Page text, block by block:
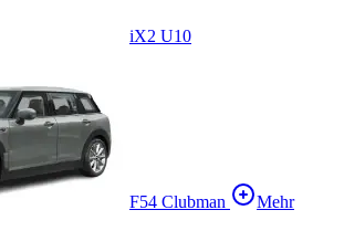
iX2 U10
F54 Clubman
Mehr